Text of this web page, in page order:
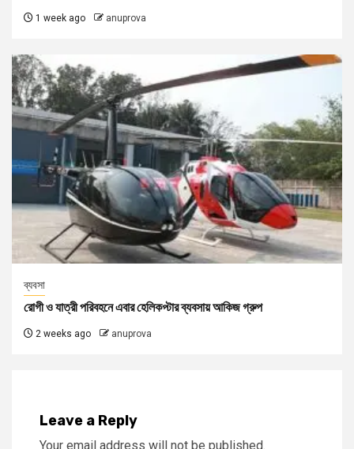
1 week ago anuprova
ব্যবসা
রোগী ও যাত্রী পরিবহনে এবার হেলিকপ্টার ব্যবসায় আকিজ গ্রুপ
2 weeks ago anuprova
Leave a Reply
Your email address will not be published.